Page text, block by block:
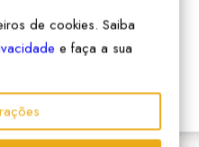
de cookies. Saiba
e faça a sua